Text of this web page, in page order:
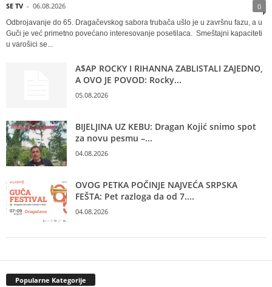
SE TV - 06.08.2026 0
Odbrojavanje do 65. Dragačevskog sabora trubača ušlo je u završnu fazu, a u
Guči je već primetno povećano interesovanje posetilaca. Smeštajni kapaciteti
u varošici se...
A$AP ROCKY I RIHANNA ZABLISTALI ZAJEDNO,
A OVO JE POVOD: Rocky...
05.08.2026
BIJELJINA UZ KEBU: Dragan Kojić snimo spot
za novu pesmu –...
04.08.2026
OVOG PETKA POČINJE NAJVEĆA SRPSKA
FEŠTA: Pet razloga da od 7....
04.08.2026
Popularne Kategorije